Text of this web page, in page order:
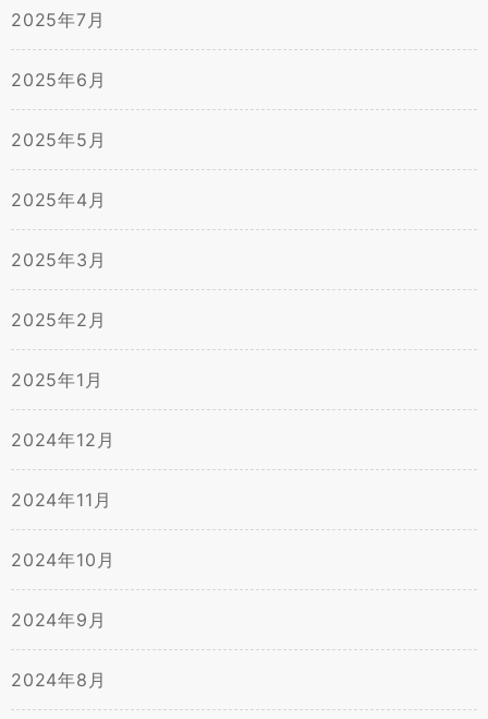
2025年7月
2025年6月
2025年5月
2025年4月
2025年3月
2025年2月
2025年1月
2024年12月
2024年11月
2024年10月
2024年9月
2024年8月